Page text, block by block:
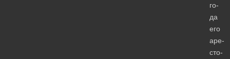
го­
да
его
аре­
сто­